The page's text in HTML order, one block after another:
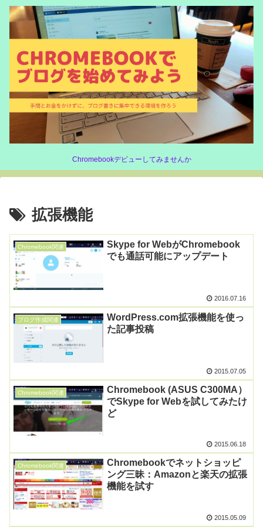
Chromebookデビューしてみませんか
拡張機能
Chromebook関連
Skype for WebがChromebook
でも通話可能にアップデート
2016.07.16
ブログ作成関連
WordPress.com拡張機能を使っ
た記事投稿
2015.07.05
Chromebook関連
Chromebook (ASUS C300MA）
でSkype for Webを試してみたけ
ど
2015.06.18
Chromebook関連
Chromebookでネットショッピ
ング三昧：Amazonと楽天の拡張
機能を試す
2015.05.09